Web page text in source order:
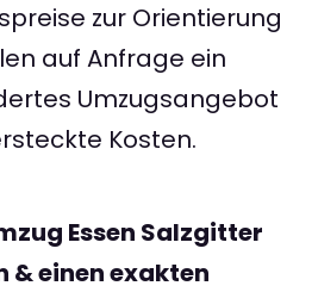
zur Orientierung
auf Anfrage ein
Umzugsangebot
Kosten.
Essen Salzgitter
& einen exakten